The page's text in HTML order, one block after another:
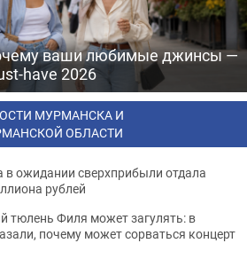
ваши любимые джинсы —
have 2026
МУРМАНСКА И
ОБЛАСТИ
в ожидании сверхприбыли отдала
рублей
тюлень Филя может загулять: в
почему может сорваться концерт